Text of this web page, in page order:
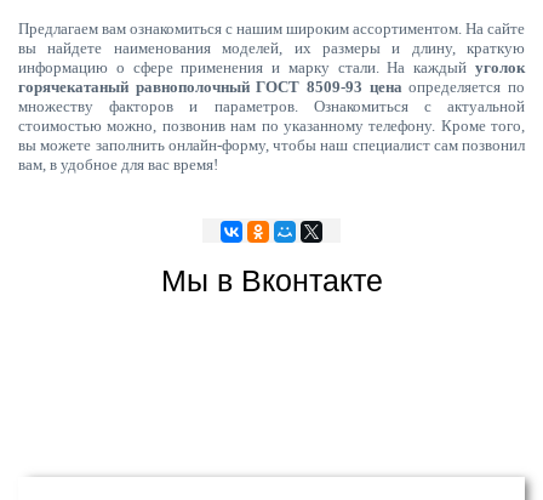
Предлагаем вам ознакомиться с нашим широким ассортиментом. На сайте
вы найдете наименования моделей, их размеры и длину, краткую
информацию о сфере применения и марку стали. На каждый уголок
горячекатаный равнополочный ГОСТ 8509-93 ценаопределяется по
множеству факторов и параметров. Ознакомиться с актуальной
стоимостью можно, позвонив нам по указанному телефону. Кроме того,
вы можете заполнить онлайн-форму, чтобы наш специалист сам позвонил
вам, в удобное для вас время!
Мы в Вконтакте